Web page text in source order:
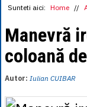
Sunteti aici: Home //
Manevră
coloană
Autor: Iulian CUIBAR